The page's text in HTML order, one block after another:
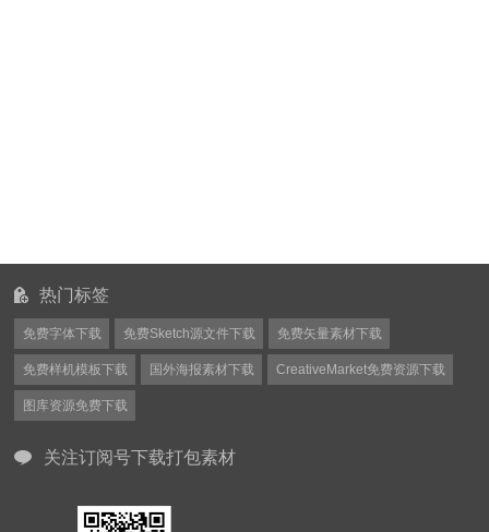
热门标签
免费字体下载 免费Sketch源文件下载 免费矢量素材下载
免费样机模板下载 国外海报素材下载 CreativeMarket免费资源下载
图库资源免费下载
关注订阅号下载打包素材